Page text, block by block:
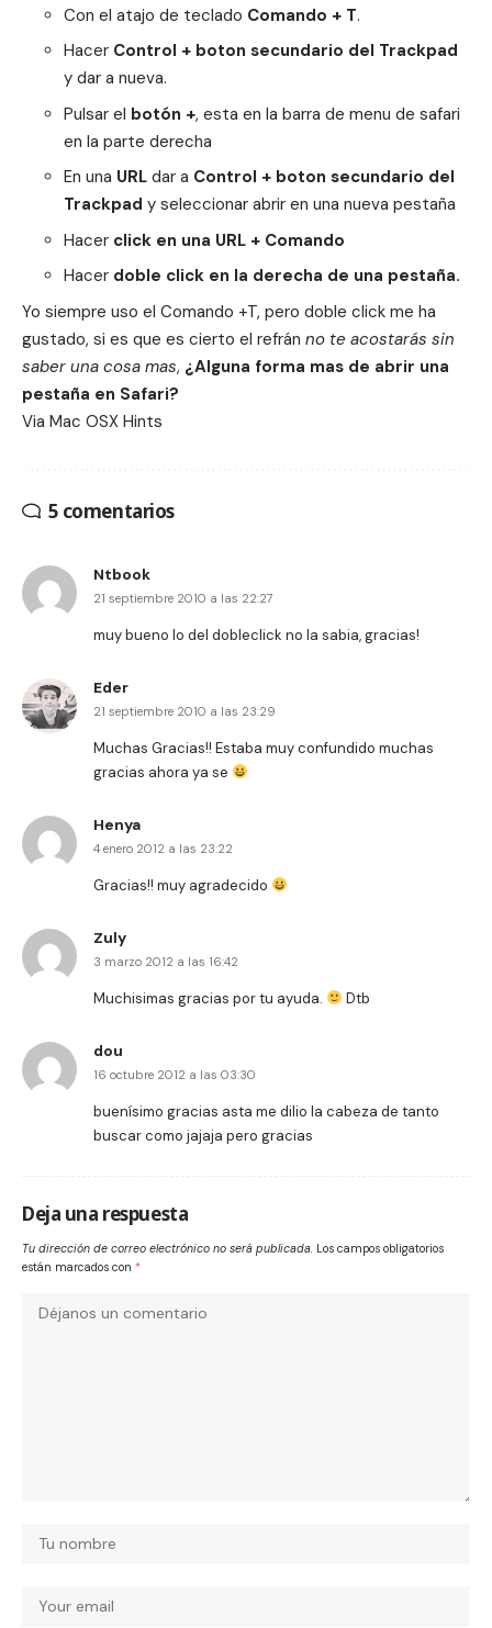
Con el atajo de teclado Comando + T.
Hacer Control + boton secundario del Trackpad
y dar a nueva.
Pulsar el botón +, esta en la barra de menu de safari
en la parte derecha
En una URLdar a Control + boton secundario del
Trackpad y seleccionar abrir en una nueva pestaña
Hacer click en una URL + Comando
Hacer doble click en la derecha de una pestaña.
Yo siempre uso el Comando +T, pero doble click me ha
gustado, si es que es cierto el refrán no te acostarás sin
saber una cosa mas, ¿Alguna forma mas de abrir una
pestaña en Safari?
Via Mac OSX Hints
5 comentarios
Ntbook
21 septiembre 2010 a las 22:27
muy bueno lo del dobleclick no la sabia, gracias!
Eder
21 septiembre 2010 a las 23:29
Muchas Gracias!! Estaba muy confundido muchas
gracias ahora ya se
Henya
4 enero 2012 a las 23:22
Gracias!! muy agradecido
Zuly
3 marzo 2012 a las 16:42
Muchisimas gracias por tu ayuda. Dtb
dou
16 octubre 2012 a las 03:30
buenísimo gracias asta me dilio la cabeza de tanto
buscar como jajaja pero gracias
Deja una respuesta
Tu dirección de correo electrónico no será publicada. Los campos obligatorios
están marcados con *